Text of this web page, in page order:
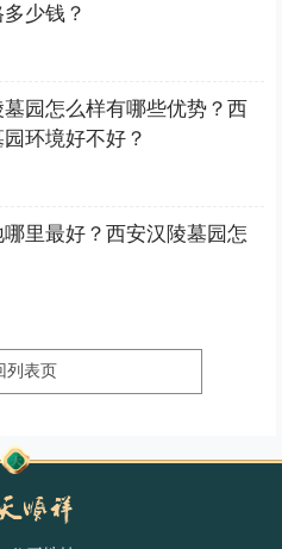
少钱？
园怎么样有哪些优势？西
环境好不好？
里最好？西安汉陵墓园怎
列表页